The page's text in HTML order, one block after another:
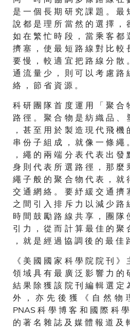
是 一 個 長 期 研 究 課 題 。 最
說 都 是 理 所 當 然 的 選 擇 ，
如 在 繁 忙 時 段 ， 當 乘 客 都
擠 塞 ， 使 最 短 路 線 對 比 較
要 慢 ， 較 適 宜 把 路 線 分 散
通 流 量 少 ， 則 可 以 考 慮 路
絡 ， 節 省 資 源 。
科 研 團 隊 首 度 運 用 「 聚 合
路 徑 。 聚 合 物 是 紡 織 品 、
， 甚 至 用 於 製 造 現 代 飛 機
串 份 子 組 成 ， 就 像 一 條 繩
， 繩 的 兩 端 分 表 代 表 出 發
身 則 代 表 所 選 路 徑 ， 那 麼
繩 子 般 的 聚 合 物 代 表 ， 就
交 通 網 絡 。 要 紓 緩 交 通 擠
之 間 引 入 排 斥 力 以 減 少 路
時 間 鼓 勵 路 線 共 享 ， 團 隊
引 力 ， 從 而 計 算 最 佳 的 聚
， 就 是 經 過 協 調 後 的 最 佳
《 美 國 國 家 科 學 院 院 刊
領 域 具 有 最 廣 泛 影 響 力 的
結 果 除 獲 該 院 刊 編 輯 選 定
外 ， 亦 先 後 獲 《 自 然 物
PNAS 科 學 博 客 和 國 際 科
的 著 名 雜 誌 及 媒 體 報 道 及